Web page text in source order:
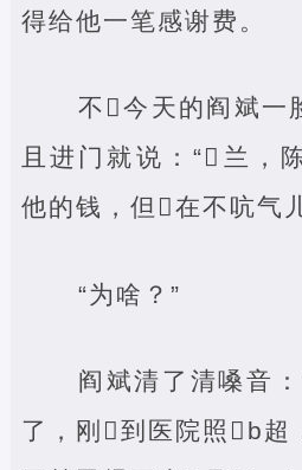
得给他一笔感谢费。
不‌今天的阎斌一
且进门就说：“‌兰，
他的钱，但‌在不吭气
“为啥？”
阎斌清了清嗓音
了，刚‌到医院照‌b超